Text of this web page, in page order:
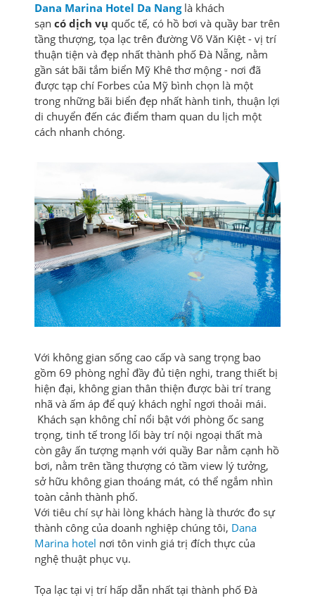
Dana Marina Hotel Da Nanglà khách
sạn có dịch vụ quốc tế, có hồ bơi và quầy bar trên
tầng thượng, tọa lạc trên đường Võ Văn Kiệt - vị trí
thuận tiện và đẹp nhất thành phố Đà Nẵng, nằm
gần sát bãi tắm biển Mỹ Khê thơ mộng - nơi đã
được tạp chí Forbes của Mỹ bình chọn là một
trong những bãi biển đẹp nhất hành tinh, thuận lợi
di chuyển đến các điểm tham quan du lịch một
cách nhanh chóng.
Với không gian sống cao cấp và sang trọng bao
gồm 69 phòng nghỉ đầy đủ tiện nghi, trang thiết bị
hiện đại, không gian thân thiện được bài trí trang
nhã và ấm áp để quý khách nghỉ ngơi thoải mái.
Khách sạn không chỉ nổi bật với phòng ốc sang
trọng, tinh tế trong lối bày trí nội ngoại thất mà
còn gây ấn tượng mạnh với quầy Bar nằm cạnh hồ
bơi, nằm trên tầng thượng có tầm view lý tưởng,
sở hữu không gian thoáng mát, có thể ngắm nhìn
toàn cảnh thành phố.
Với tiêu chí sự hài lòng khách hàng là thước đo sự
thành công của doanh nghiệp chúng tôi, Dana
Marina hotel nơi tôn vinh giá trị đích thực của
nghệ thuật phục vụ.
Tọa lạc tại vị trí hấp dẫn nhất tại thành phố Đà